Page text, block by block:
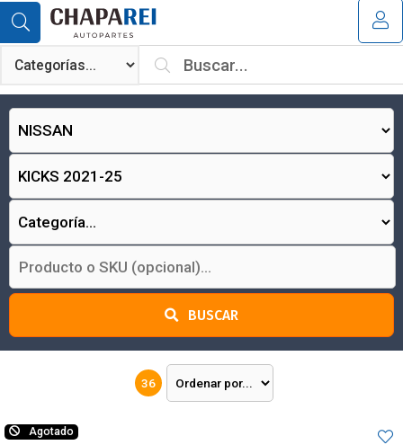
¿Tienes cupón de descuento?
BUSCAR
36
Agotado